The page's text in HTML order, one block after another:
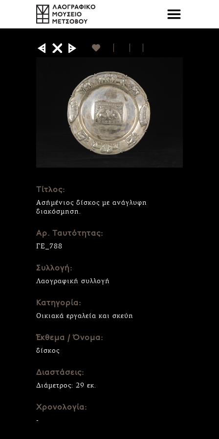
Τίτλος:
Ασήμένιος δίσκος με ανάγλυφη
διακόσμηση.
Αρ. Ταυτότητας:
ΓΕ_788
Συλλογή:
Λαογραφική συλλογή
Κατηγορία:
Οικιακά εργαλεία και σκεύη
Έκθεμα / Όνομα:
δίσκος
Διαστάσεις:
Διάμετρος: 29 εκ.
Χρονολογία:
-